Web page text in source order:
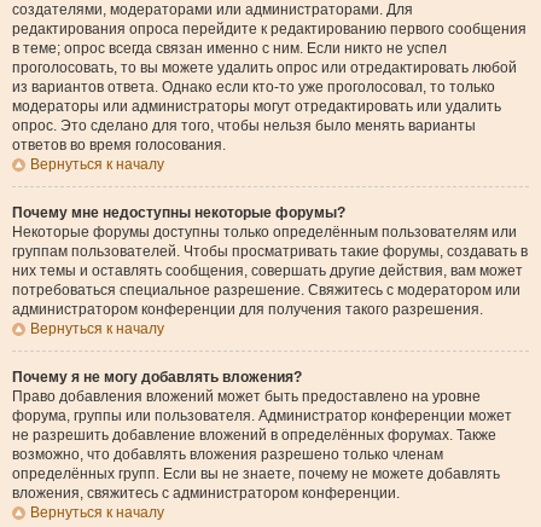
создателями, модераторами или администраторами. Для
редактирования опроса перейдите к редактированию первого сообщения
в теме; опрос всегда связан именно с ним. Если никто не успел
проголосовать, то вы можете удалить опрос или отредактировать любой
из вариантов ответа. Однако если кто-то уже проголосовал, то только
модераторы или администраторы могут отредактировать или удалить
опрос. Это сделано для того, чтобы нельзя было менять варианты
ответов во время голосования.
Вернуться к началу
Почему мне недоступны некоторые форумы?
Некоторые форумы доступны только определённым пользователям или
группам пользователей. Чтобы просматривать такие форумы, создавать в
них темы и оставлять сообщения, совершать другие действия, вам может
потребоваться специальное разрешение. Свяжитесь с модератором или
администратором конференции для получения такого разрешения.
Вернуться к началу
Почему я не могу добавлять вложения?
Право добавления вложений может быть предоставлено на уровне
форума, группы или пользователя. Администратор конференции может
не разрешить добавление вложений в определённых форумах. Также
возможно, что добавлять вложения разрешено только членам
определённых групп. Если вы не знаете, почему не можете добавлять
вложения, свяжитесь с администратором конференции.
Вернуться к началу